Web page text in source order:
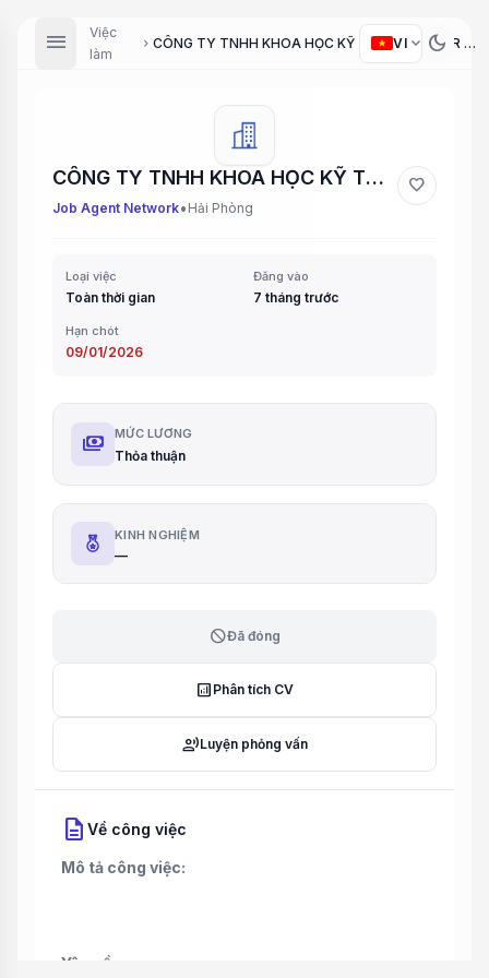
menu
Việc
làm
chevron_right CÔNG TY TNHH KHOA HỌC KỸ THUẬT HONOR VIỆT NAM Địa chỉ : Thửa đất B-27, B-28 thuộc lô đất CN3,KCN An
VI expand_more dark_mode
CÔNG TY TNHH KHOA HỌC KỸ THUẬT HONOR VIỆT NAM Địa chỉ : Thửa đất B-27, B-28 thuộc lô đất CN3,KCN An
Job Agent Network• Hải Phòng
favorite
Loại việc
Toàn thời gian
Đăng vào
7 tháng trước
Hạn chót
09/01/2026
payments MỨC LƯƠNG
Thỏa thuận
KINH NGHIỆM
—
blockĐã đóng
analytics Phân tích CV
record_voice_overLuyện phỏng vấn
description Về công việc
Mô tả công việc:
Yêu cầu: